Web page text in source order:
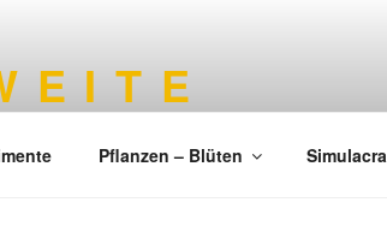
E I T E
Pflanzen – Blüten Simulacra